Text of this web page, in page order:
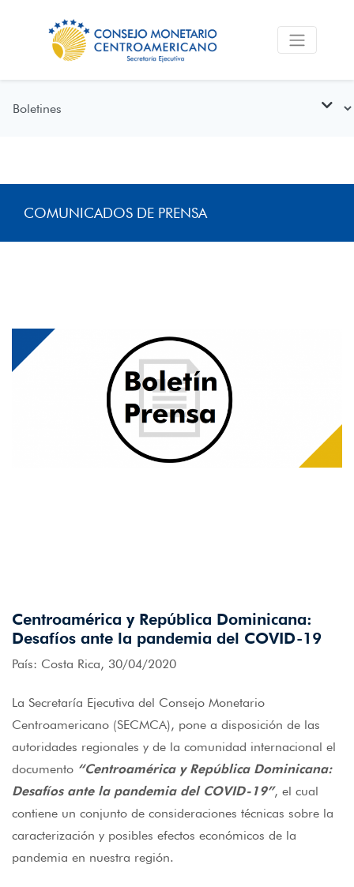
COMUNICADOS DE PRENSA
Centroamérica y República Dominicana:
Desafíos ante la pandemia del COVID-19
País: Costa Rica, 30/04/2020
La Secretaría Ejecutiva del Consejo Monetario
Centroamericano (SECMCA), pone a disposición de las
autoridades regionales y de la comunidad internacional el
documento “Centroamérica y República Dominicana:
Desafíos ante la pandemia del COVID-19”, el cual
contiene un conjunto de consideraciones técnicas sobre la
caracterización y posibles efectos económicos de la
pandemia en nuestra región.